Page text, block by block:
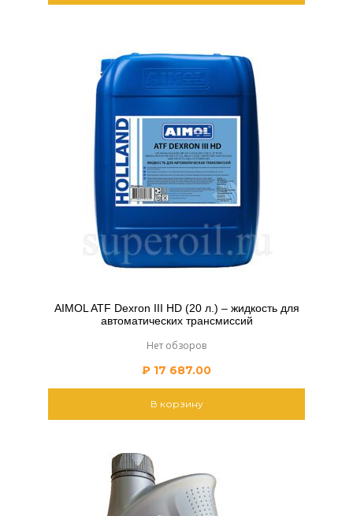
AIMOL ATF Dexron III HD (20 л.) – жидкость для
автоматических трансмиссий
Нет обзоров
₽ 17 687.00
В корзину